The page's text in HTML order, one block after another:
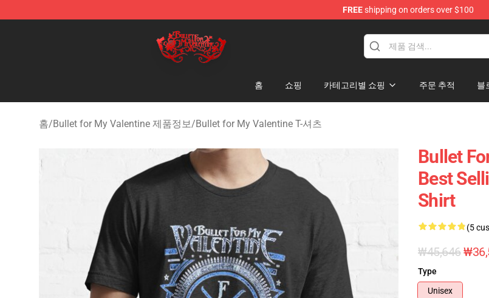
FREEshipping on orders over $100
Bullet for My Valentine Store - Official Bullet for My Valentine Merchandise Shop
홈 쇼핑 카테고리별 쇼핑 주문 추적 블
홈/Bullet for My Valentine 제품정보/Bullet for My Valentine T-셔츠
Bullet
Best
Shirt
(5
₩45,646
Type
Unisex